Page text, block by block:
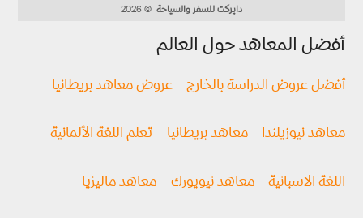
دايركت للسفر والسياحة © 2026
أفضل المعاهد حول العالم
أفضل عروض الدراسة بالخارج عروض معاهد بريطانيا
معاهد نيوزيلندا معاهد بريطانيا تعلم اللغة الألمانية
اللغة الاسبانية معاهد نيويورك معاهد ماليزيا